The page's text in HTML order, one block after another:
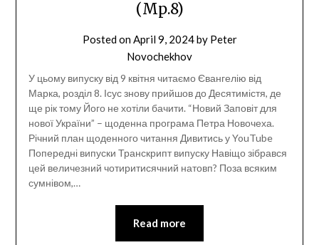
(Мр.8)
Posted onApril 9, 2024by Peter
Novochekhov
У цьому випуску від 9 квітня читаємо Євангелію від
Марка, розділ 8. Ісус знову прийшов до Десятимістя, де
ще рік тому Його не хотіли бачити. “Новий Заповіт для
нової України” – щоденна програма Петра Новочеха.
Річний план щоденного читання Дивитись у YouTube
Попередні випуски Транскрипт випуску Навіщо зібрався
цей величезний чотиритисячний натовп? Поза всяким
сумнівом,…
Read more